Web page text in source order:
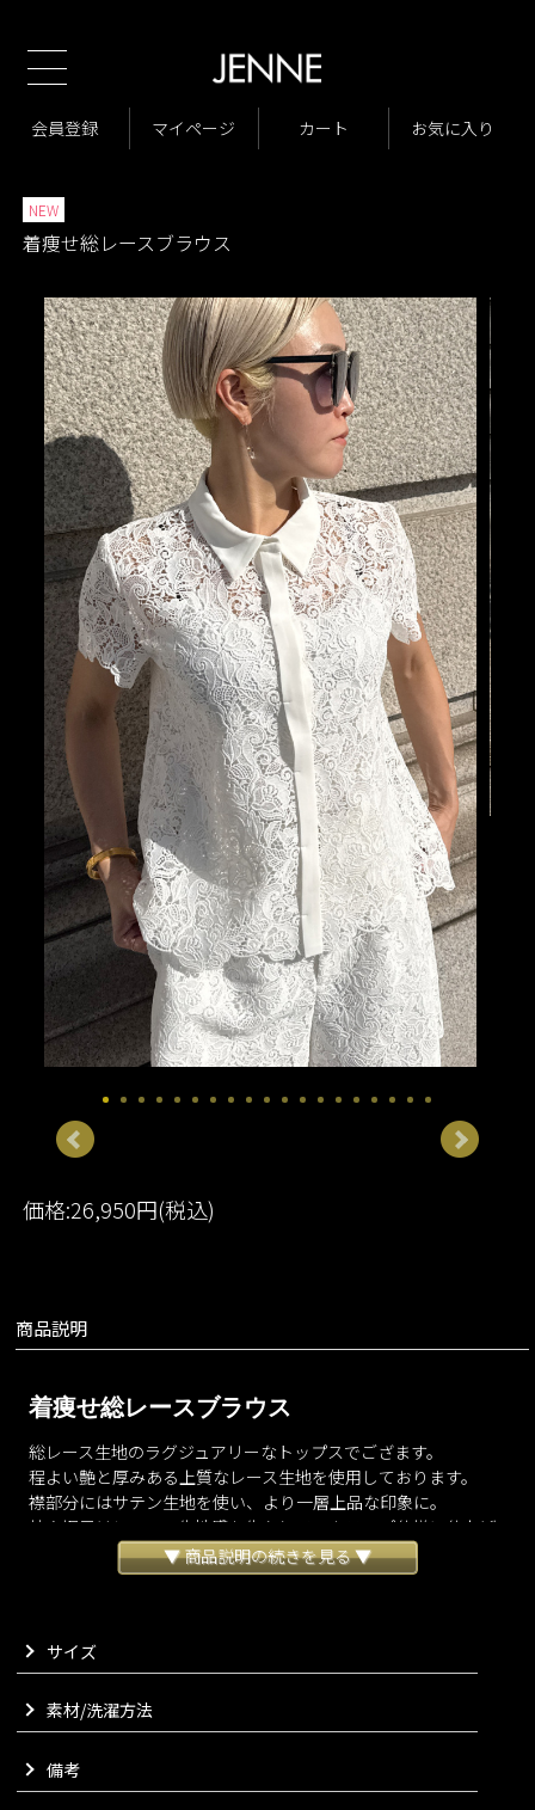
会員登録 マイページ カート お気に入り
TOP
VARIATION LIST 着痩せ総レースブラウス
JENNE Summer Fair
NEW
着痩せ総レースブラウス
価格:26,950円(税込)
商品説明
着痩せ総レースブラウス
総レース生地のラグジュアリーなトップスでござます。
程よい艶と厚みある上質なレース生地を使用しております。
襟部分にはサテン生地を使い、より一層上品な印象に。
袖や裾元はレースの生地感を生かしてスカラップ仕様に仕上げ
綺麗めはもちろんのこと、デニムなどと合わせたカジュアルコ
ります。
別売りの着痩せ総レースボトムスとセットアップでお召しいた
だけます。
VARIATION
size：S/M/L
▼ 商品説明の続きを見る ▼
サイズ
素材/洗濯方法
備考